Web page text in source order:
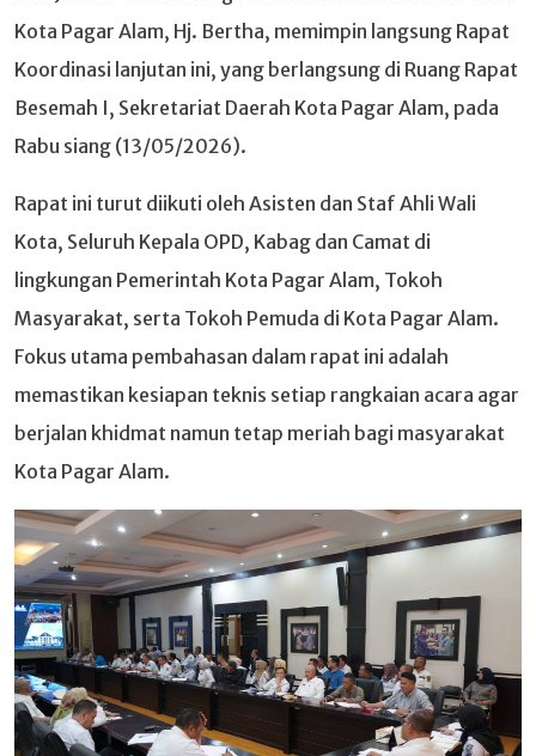
Kota Pagar Alam, Hj. Bertha, memimpin langsung Rapat
Koordinasi lanjutan ini, yang berlangsung di Ruang Rapat
Besemah I, Sekretariat Daerah Kota Pagar Alam, pada
Rabu siang (13/05/2026).
Rapat ini turut diikuti oleh Asisten dan Staf Ahli Wali
Kota, Seluruh Kepala OPD, Kabag dan Camat di
lingkungan Pemerintah Kota Pagar Alam, Tokoh
Masyarakat, serta Tokoh Pemuda di Kota Pagar Alam.
Fokus utama pembahasan dalam rapat ini adalah
memastikan kesiapan teknis setiap rangkaian acara agar
berjalan khidmat namun tetap meriah bagi masyarakat
Kota Pagar Alam.